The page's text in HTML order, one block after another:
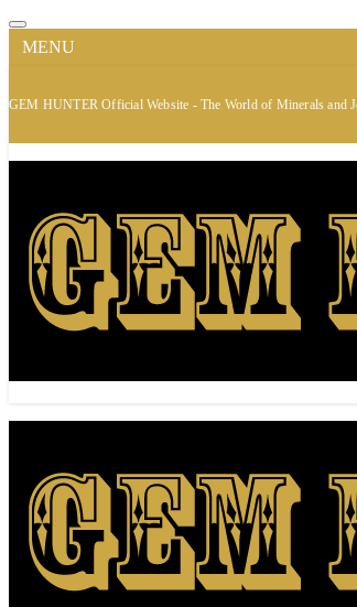
MENU
GEM HUNTER Official Website - The World of Minerals and